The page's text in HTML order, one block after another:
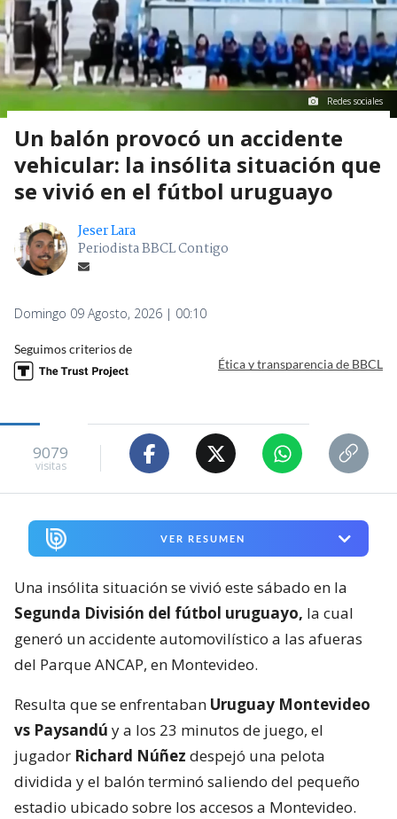
Redes sociales
Un balón provocó un accidente
vehicular: la insólita situación que
se vivió en el fútbol uruguayo
Jeser Lara
Periodista BBCL Contigo
Domingo 09 Agosto, 2026 | 00:10
Seguimos criterios de
Ética y transparencia de BBCL
9079
visitas
VER RESUMEN
Una insólita situación se vivió este sábado en la
Segunda División del fútbol uruguayo, la cual
generó un accidente automovilístico a las afueras
del Parque ANCAP, en Montevideo.
Resulta que se enfrentaban Uruguay Montevideo
vs Paysandú y a los 23 minutos de juego, el
jugador Richard Núñez despejó una pelota
dividida y el balón terminó saliendo del pequeño
estadio ubicado sobre los accesos a Montevideo.